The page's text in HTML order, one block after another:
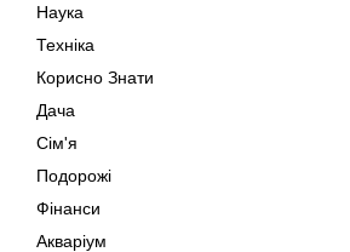
Наука
Техніка
Корисно Знати
Дача
Сім'я
Подорожі
Фінанси
Акваріум